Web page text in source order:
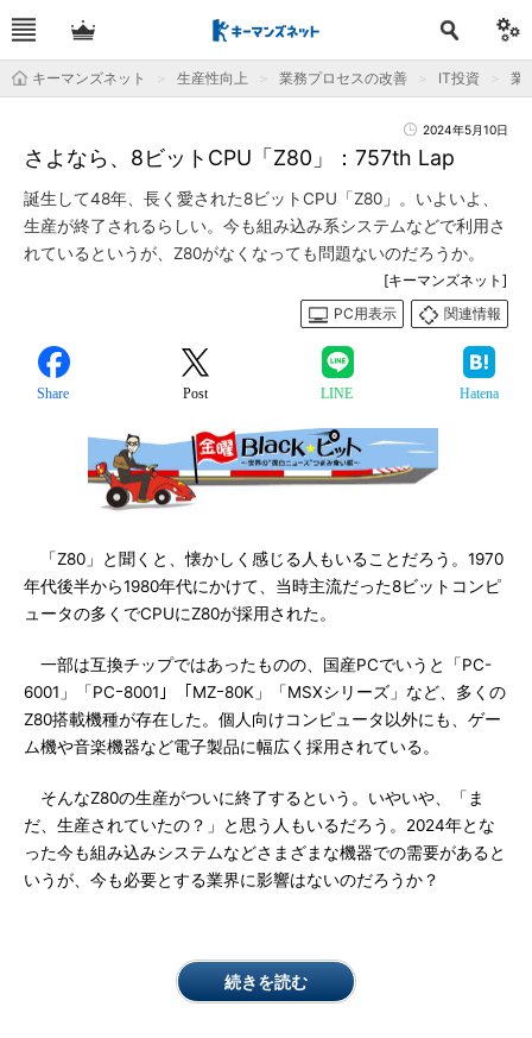
キーマンズネット 生産性向上 業務プロセスの改善 IT投資 業
2024年5月10日
さよなら、8ビットCPU「Z80」：757th Lap
誕生して48年、長く愛された8ビットCPU「Z80」。いよいよ、
生産が終了されるらしい。今も組み込み系システムなどで利用さ
れているというが、Z80がなくなっても問題ないのだろうか。
[キーマンズネット]
PC用表示
関連情報
Share Post LINE Hatena
「Z80」と聞くと、懐かしく感じる人もいることだろう。1970
年代後半から1980年代にかけて、当時主流だった8ビットコンピ
ュータの多くでCPUにZ80が採用された。
一部は互換チップではあったものの、国産PCでいうと「PC-
6001」「PCｰ8001」「MZｰ80K」「MSXシリーズ」など、多くの
Z80搭載機種が存在した。個人向けコンピュータ以外にも、ゲー
ム機や音楽機器など電子製品に幅広く採用されている。
そんなZ80の生産がついに終了するという。いやいや、「ま
だ、生産されていたの？」と思う人もいるだろう。2024年とな
った今も組み込みシステムなどさまざまな機器での需要があると
いうが、今も必要とする業界に影響はないのだろうか？
続きを読む